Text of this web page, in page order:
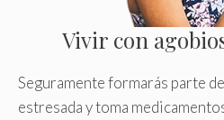
Vivir con
Seguramente formarás parte
estresada y toma